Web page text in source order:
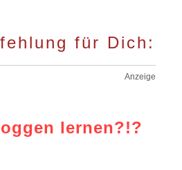
für Dich:
Anzeige
lernen?!?